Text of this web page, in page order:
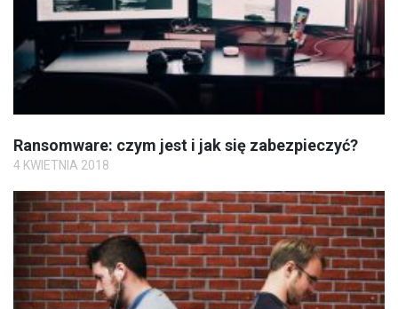
Ransomware: czym jest i jak się zabezpieczyć?
4 KWIETNIA 2018